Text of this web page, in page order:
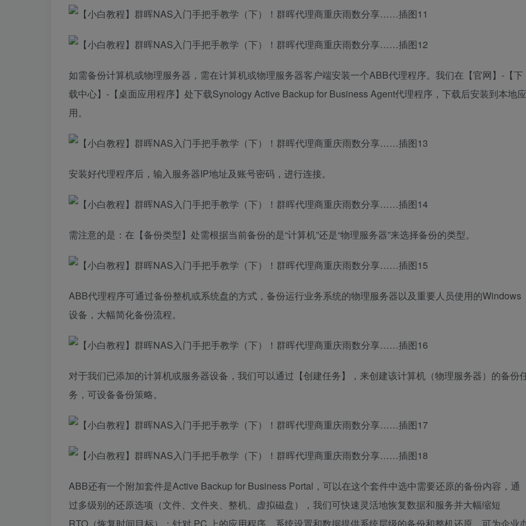
如需备份计算机或物理服务器，需在计算机或物理服务器客户端安装一个ABB代理程序。我们在【官网】-【下
载中心】-【桌面应用程序】处下载Synology Active Backup for Business Agent代理程序，下载后安装到本地应
用。
安装好代理程序后，输入服务器IP地址及账号密码，进行连接。
需注意的是：在【备份类型】处需根据当前备份的是“计算机”还是“物理服务器”来选择备份的类型。
ABB代理程序可通过备份整机或系统盘的方式，备份运行业务系统的物理服务器以及重要人员使用的Windows
设备，大幅简化备份流程。
对于我们已添加的计算机或服务器设备，我们可以通过【创建任务】，来创建该计算机（物理服务器）的备份
务，可设备备份策略。
ABB还有一个附加套件是Active Backup for Business Portal，可以在这个套件中选中需要还原的备份内容，通
过多级别的还原选项（文件、文件夹、整机、虚拟磁盘），我们可快速灵活地恢复数据和服务并大幅缩短